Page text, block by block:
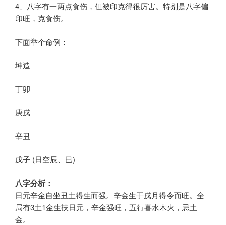
4、八字有一两点食伤，但被印克得很厉害。特别是八字偏
印旺，克食伤。
下面举个命例：
坤造
丁卯
庚戌
辛丑
戊子 (日空辰、巳)
八字分析：
日元辛金自坐丑土得生而强。辛金生于戌月得令而旺。全
局有3土1金生扶日元，辛金强旺，五行喜水木火，忌土
金。